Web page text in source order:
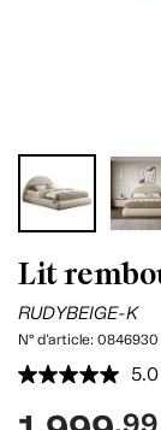
Lit
RUDYBEIGE-K
N° d'article: 0846930
5.0